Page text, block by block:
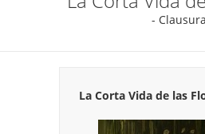
- Clausura
La Corta Vida de las